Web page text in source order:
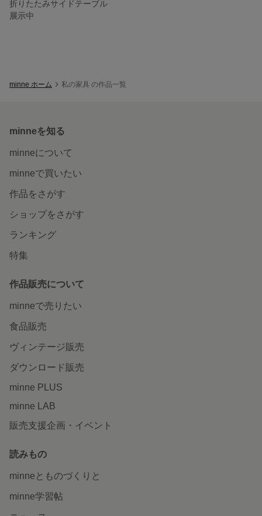
折りたたみサイドテーブル
展示中
minne ホーム 私の家具 の作品一覧
minneを知る
minneについて
minneで買いたい
作品をさがす
ショップをさがす
ランキング
特集
作品販売について
minneで売りたい
食品販売
ヴィンテージ販売
ダウンロード販売
minne PLUS
minne LAB
販売支援企画・イベント
読みもの
minneとものづくりと
minne学習帖